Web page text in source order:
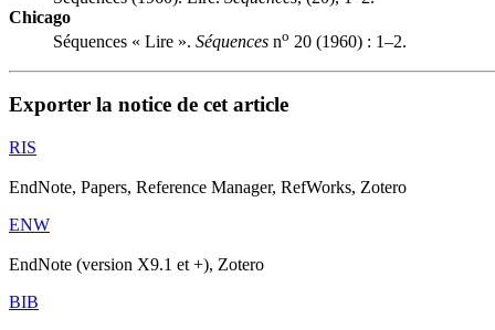
Chicago
Séquences « Lire ». Séquences no 20 (1960) : 1–2.
Exporter la notice de cet article
RIS
EndNote, Papers, Reference Manager, RefWorks, Zotero
ENW
EndNote (version X9.1 et +), Zotero
BIB